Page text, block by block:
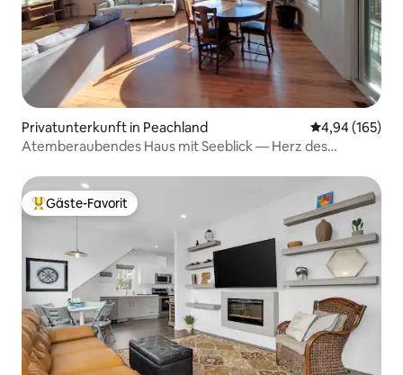
Privatunterkunft in Peachland
4,94 (165)
Atemberaubendes Haus mit Seeblick — Herz des
Beliebter Gäste-Favorit.
Gäste-Favorit